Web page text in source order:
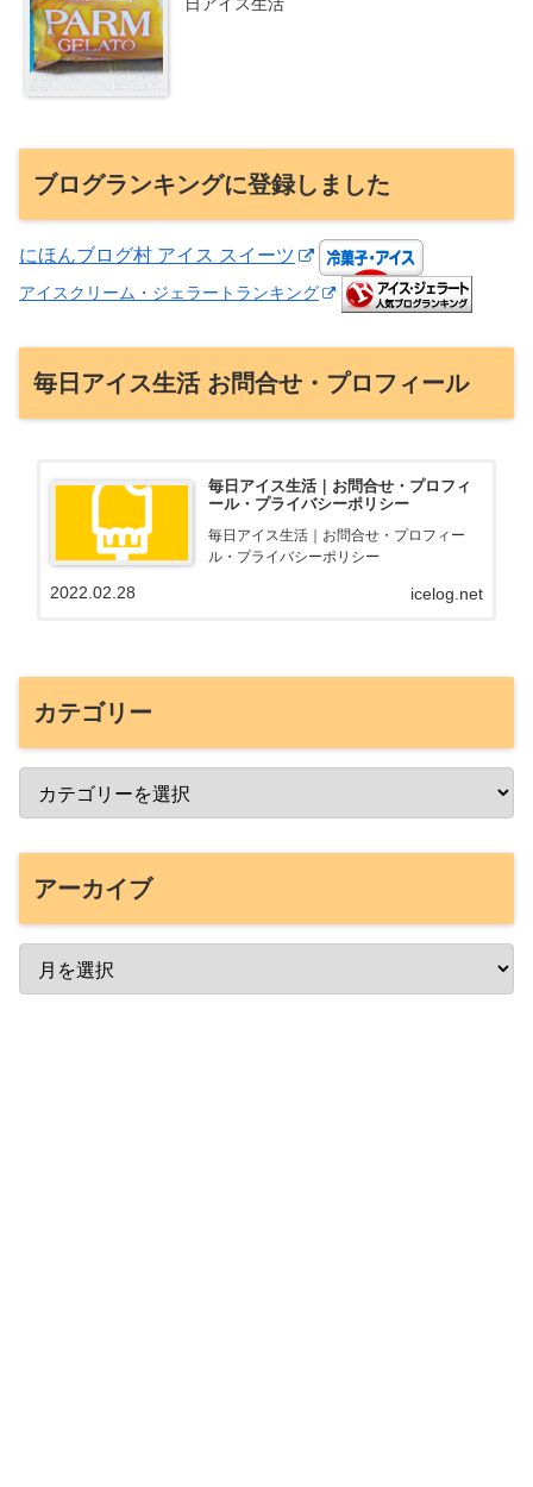
ブログランキングに登録しました
にほんブログ村 アイス スイーツ
アイスクリーム・ジェラートランキング
毎日アイス生活 お問合せ・プロフィール
毎日アイス生活｜お問合せ・プロフィ
ール・プライバシーポリシー
毎日アイス生活｜お問合せ・プロフィー
ル・プライバシーポリシー
icelog.net
2022.02.28
カテゴリー
アーカイブ